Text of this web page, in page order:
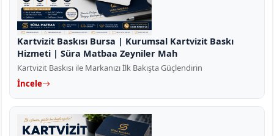
Kartvizit Baskısı Bursa | Kurumsal Kartvizit Baskı
Hizmeti | Süra Matbaa Zeyniler Mah
Kartvizit Baskısı ile Markanızı İlk Bakışta Güçlendirin
İncele